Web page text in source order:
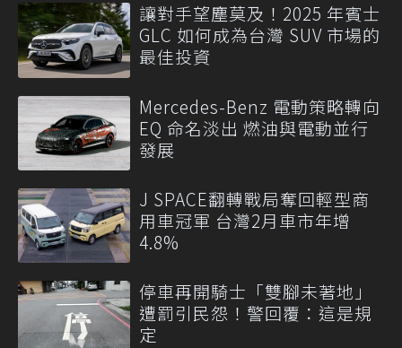
讓對手望塵莫及！2025 年賓士
GLC 如何成為台灣 SUV 市場的
最佳投資
Mercedes-Benz 電動策略轉向
EQ 命名淡出 燃油與電動並行
發展
J SPACE翻轉戰局奪回輕型商
用車冠軍 台灣2月車市年增
4.8%
停車再開騎士「雙腳未著地」
遭罰引民怨！警回覆：這是規
定